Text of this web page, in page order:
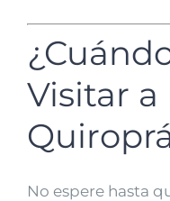
Visitar a
No espere hasta